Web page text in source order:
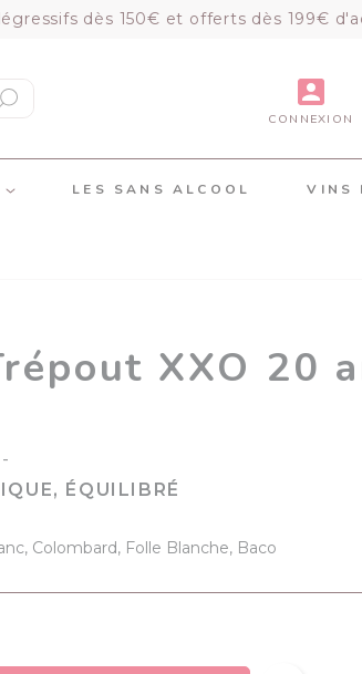
dès 150€ et offerts dès 199€
CONNEXION
VOIR LE PANIER
LES SANS ALCOOL VINS
XXO 20
-
ÉQUILIBRÉ
Colombard, Folle Blanche, Baco